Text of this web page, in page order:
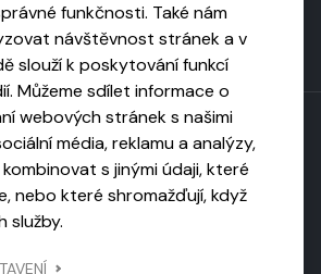
podléhá licenci CC BY-NC-ND
komerčně, nezpracovávejte.
funkčnosti. Také nám
návštěvnost stránek a v
slouží k poskytování funkcí
Můžeme sdílet informace o
webových stránek s našimi
média, reklamu a analýzy,
s jinými údaji, které
nebo které shromažďují, když
služby.